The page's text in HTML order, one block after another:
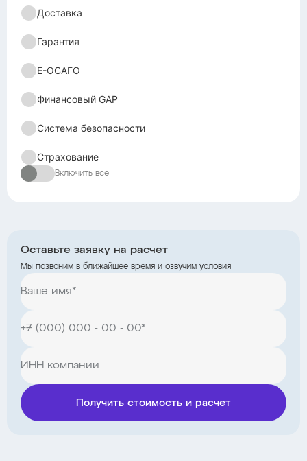
Доставка
Гарантия
Е-ОСАГО
Финансовый GAP
Система безопасности
Страхование
Включить все
Оставьте заявку на расчет
Мы позвоним в ближайшее время и озвучим условия
Получить стоимость и расчет